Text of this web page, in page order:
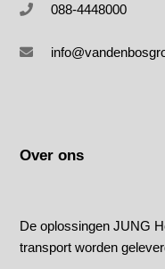
088-4448000
Over ons
De oplossingen JUNG
transport worden